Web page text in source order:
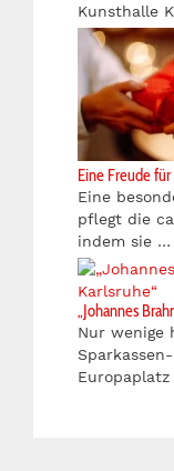
Kunsthalle
Eine Freude
Eine
pflegt die
indem sie …
„Johannes
Nur wenige